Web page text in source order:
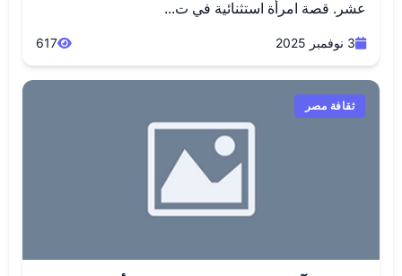
عشر. قصة امرأة استثنائية في ت...
3 نوفمبر 2025 617
ثقافة مصر